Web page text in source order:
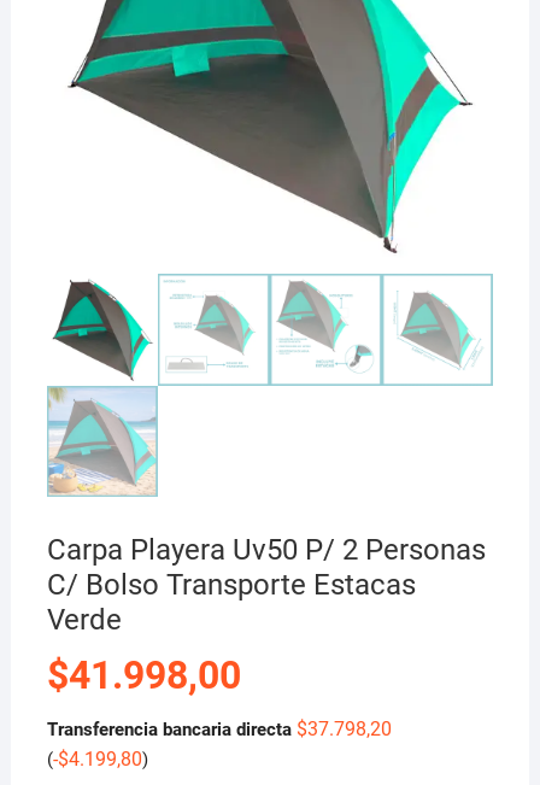
Carpa Playera Uv50 P/ 2 Personas
C/ Bolso Transporte Estacas
Verde
$41.998,00
Transferencia bancaria directa $37.798,20
(-$4.199,80)